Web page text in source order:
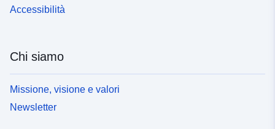
Accessibilità
Chi siamo
Missione, visione e valori
Newsletter